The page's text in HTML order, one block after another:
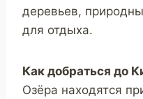
деревьев,
для отдыха.
Как добраться до
Озёра находятся